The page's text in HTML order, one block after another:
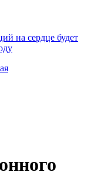
на сердце будет